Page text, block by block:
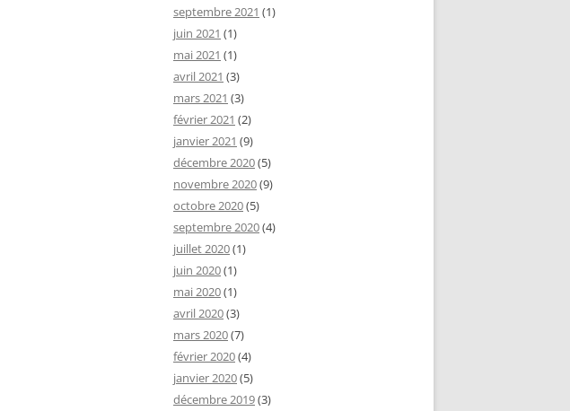
septembre 2021 (1)
juin 2021 (1)
mai 2021 (1)
avril 2021 (3)
mars 2021 (3)
février 2021 (2)
janvier 2021 (9)
décembre 2020(5)
novembre 2020(9)
octobre 2020(5)
septembre 2020(4)
juillet 2020(1)
juin 2020(1)
mai 2020(1)
avril 2020(3)
mars 2020(7)
février 2020(4)
janvier 2020(5)
décembre 2019(3)